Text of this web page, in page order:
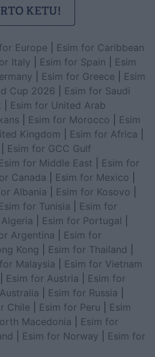
Europe
Esim for Caribbean
Italy Esim for Spain
Esim
Esim for Greece
Esim
Cup 2026
Esim for Saudi
Esim for United Arab
Esim for Morocco
Esim
Kingdom Esim for Africa
Esim for GCC Gulf
Esim for Middle East
Esim for
Canada Esim for Mexico
Albania Esim for Kosovo
Esim for Tunisia
Esim for
Esim for Portugal
Argentina
Esim for
Kong Esim for Thailand
Malaysia
Esim for Vietnam
Esim for Austria
Esim for
Esim for Russia
Chile Esim for Peru
Esim
Macedonia
Esim for
Esim for Norway
Esim for